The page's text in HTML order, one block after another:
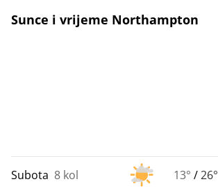
Sunce i vrijeme Northampton
Subota 8 kol 13° /26°